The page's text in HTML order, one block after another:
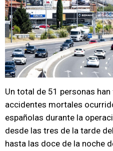
Un total de 51 personas
accidentes mortales
españolas durante la
desde las tres de la tarde
hasta las doce de la noche